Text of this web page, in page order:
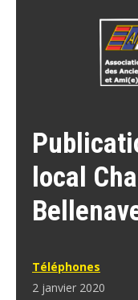
local
Téléphones
2 janvier 2020